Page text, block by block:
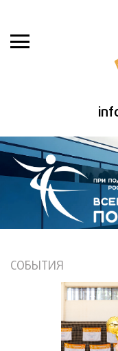
СОБЫТИЯ